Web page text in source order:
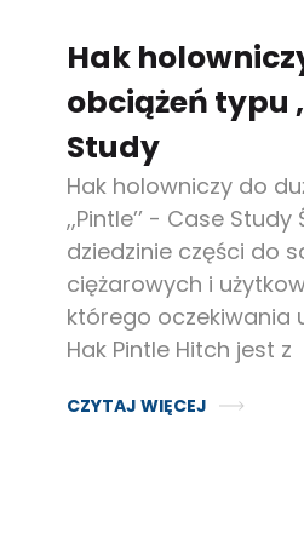
Hak
obciążeń typu
Study
Hak holowniczy do
,,Pintle’’ - Case
dziedzinie części do
ciężarowych i
którego oczekiwania
Hak Pintle Hitch jest z
CZYTAJ WIĘCEJ